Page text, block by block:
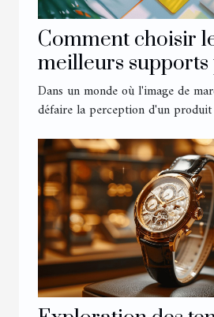
Comment choisir
meilleurs
booster votre
Dans un monde où l'image de
défaire la perception d'un produit